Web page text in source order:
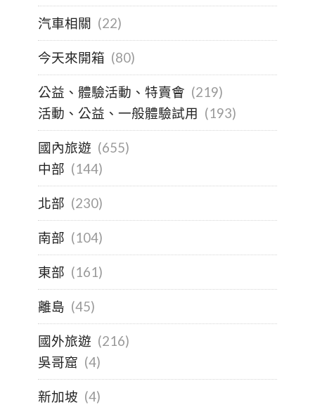
汽車相關 (22)
今天來開箱 (80)
公益、體驗活動、特賣會 (219)
活動、公益、一般體驗試用 (193)
國內旅遊 (655)
中部 (144)
北部 (230)
南部 (104)
東部 (161)
離島 (45)
國外旅遊 (216)
吳哥窟 (4)
新加坡 (4)